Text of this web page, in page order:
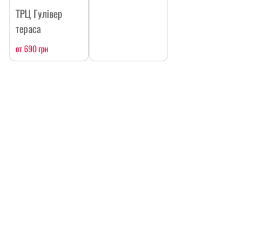
ТРЦ Гулівер
тераса
от 690 грн